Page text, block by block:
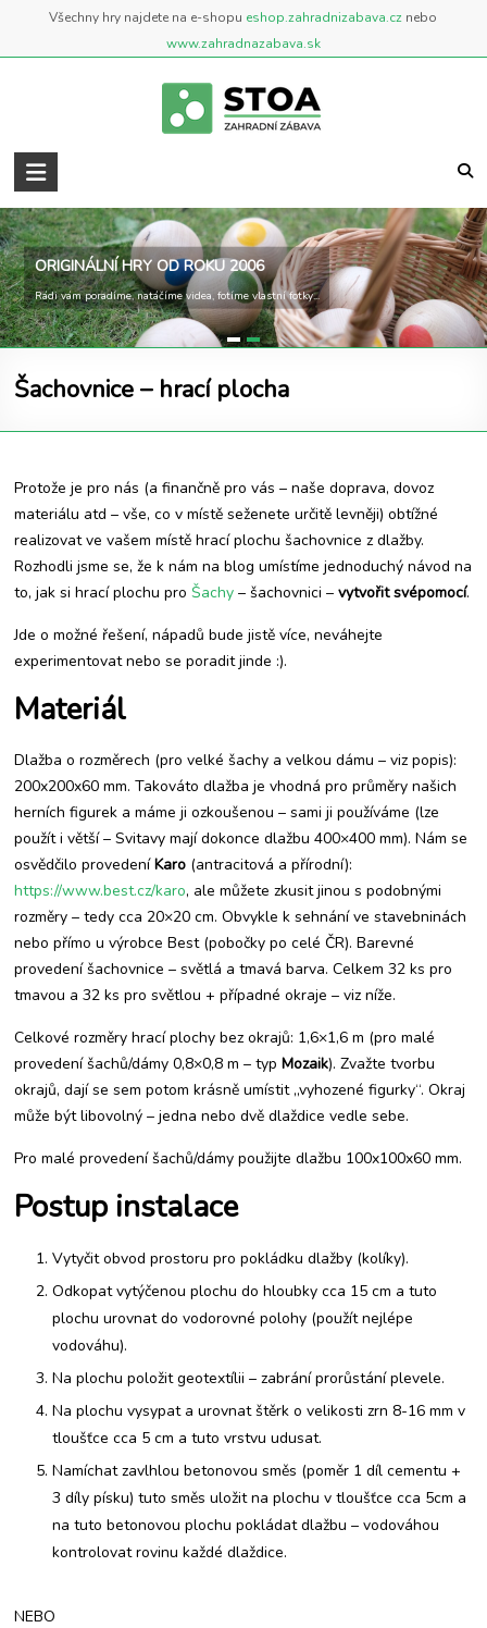
Všechny hry najdete na e-shopu eshop.zahradnizabava.cz nebo
www.zahradnazabava.sk
Zahradní
Zábava
..::
BLOG
::..
o
hrách
ORIGINÁLNÍ HRY OD ROKU 2006
Rádi vám poradíme, natáčíme videa, fotíme vlastní fotky...
Šachovnice – hrací plocha
Protože je pro nás (a finančně pro vás – naše doprava, dovoz
materiálu atd – vše, co v místě seženete určitě levněji) obtížné
realizovat ve vašem místě hrací plochu šachovnice z dlažby.
Rozhodli jsme se, že k nám na blog umístíme jednoduchý návod na
to, jak si hrací plochu proŠachy – šachovnici –vytvořit svépomocí.
Jde o možné řešení, nápadů bude jistě více, neváhejte
experimentovat nebo se poradit jinde :).
Materiál
Dlažba o rozměrech (pro velké šachy a velkou dámu – viz popis):
200x200x60 mm. Takováto dlažba je vhodná pro průměry našich
herních figurek a máme ji ozkoušenou – sami ji používáme (lze
použít i větší – Svitavy mají dokonce dlažbu 400×400 mm). Nám se
osvědčilo provedeníKaro (antracitová a přírodní):
https://www.best.cz/karo, ale můžete zkusit jinou s podobnými
rozměry – tedy cca 20×20 cm. Obvykle k sehnání ve stavebninách
nebo přímo u výrobce Best (pobočky po celé ČR). Barevné
provedení šachovnice – světlá a tmavá barva. Celkem 32 ks pro
tmavou a 32 ks pro světlou + případné okraje – viz níže.
Celkové rozměry hrací plochy bez okrajů: 1,6×1,6 m (pro malé
provedení šachů/dámy 0,8×0,8 m – typMozaik). Zvažte tvorbu
okrajů, dají se sem potom krásně umístit „vyhozené figurky“. Okraj
může být libovolný – jedna nebo dvě dlaždice vedle sebe.
Pro malé provedení šachů/dámy použijte dlažbu 100x100x60 mm.
Postup instalace
Vytyčit obvod prostoru pro pokládku dlažby (kolíky).
Odkopat vytýčenou plochu do hloubky cca 15 cm a tuto
plochu urovnat do vodorovné polohy (použít nejlépe
vodováhu).
Na plochu položit geotextílii – zabrání prorůstání plevele.
Na plochu vysypat a urovnat štěrk o velikosti zrn 8-16 mm v
tloušťce cca 5 cm a tuto vrstvu udusat.
Namíchat zavlhlou betonovou směs (poměr 1 díl cementu +
3 díly písku) tuto směs uložit na plochu v tloušťce cca 5cm a
na tuto betonovou plochu pokládat dlažbu – vodováhou
kontrolovat rovinu každé dlaždice.
NEBO